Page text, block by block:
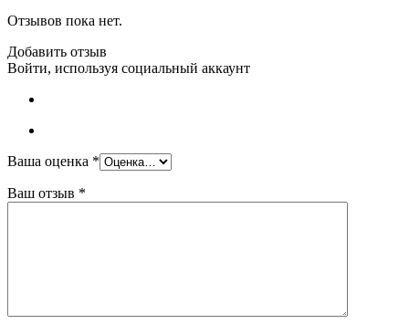
Отзывов пока нет.
Добавить отзыв
Войти, используя социальный аккаунт
Ваша оценка *
Ваш отзыв *